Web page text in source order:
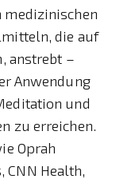
die auf
anstrebt –
Anwendung
und
zu erreichen.
Oprah
CNN Health,